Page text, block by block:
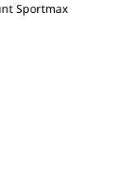
Sportmax